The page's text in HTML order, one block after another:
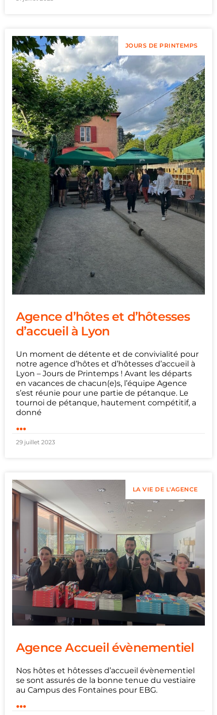
JOURS DE PRINTEMPS
Agence d’hôtes et d’hôtesses
d’accueil à Lyon
Un moment de détente et de convivialité pour
notre agence d’hôtes et d’hôtesses d’accueil à
Lyon – Jours de Printemps ! Avant les départs
en vacances de chacun(e)s, l’équipe Agence
s’est réunie pour une partie de pétanque. Le
tournoi de pétanque, hautement compétitif, a
donné
...
29 juillet 2023
LA VIE DE L'AGENCE
Agence Accueil évènementiel
Nos hôtes et hôtesses d’accueil évènementiel
se sont assurés de la bonne tenue du vestiaire
au Campus des Fontaines pour EBG.
...